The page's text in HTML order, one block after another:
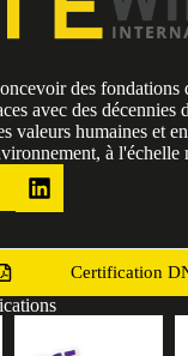
des fondations
avec des décennies
valeurs humaines et
à l'échelle
Certification